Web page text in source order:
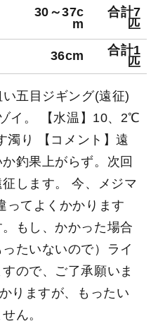
30～37c
m
合計7
匹
36cm
合計1
匹
五目ジギング(遠征)
イ。 【水温】10、2℃
濁り 【コメント】遠
釣果上がらず。次回
します。 今、メジマ
ってよくかかります
もし、かかった場合
たいないので）ライ
ので、ご了承願いま
りますが、もったい
ん。